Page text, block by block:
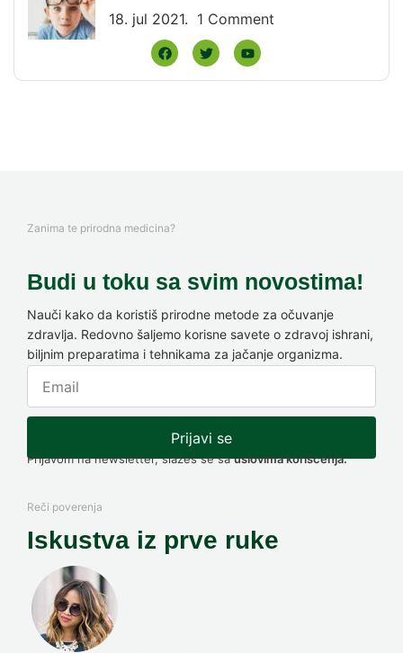
18. jul 2021. 1 Comment
Zanima te prirodna medicina?
Budi u toku sa svim novostima!
Nauči kako da koristiš prirodne metode za očuvanje
zdravlja. Redovno šaljemo korisne savete o zdravoj ishrani,
biljnim preparatima i tehnikama za jačanje organizma.
Prijavi se
Prijavom na newsletter, slažeš se sauslovima korišćenja.
Reči poverenja
Iskustva iz prve ruke